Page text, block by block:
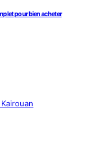
pour bien acheter